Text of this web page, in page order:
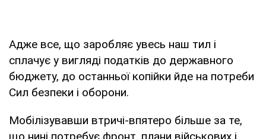
Адже все, що заробляє увесь наш тил і
сплачує у вигляді податків до державного
бюджету, до останньої копійки йде на потреби
Сил безпеки і оборони.
Мобілізувавши втричі-впятеро більше за те,
що нині потребує фронт, плани військових і